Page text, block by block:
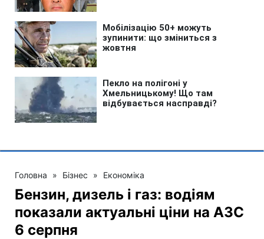
Головна » Бізнес » Економіка
Бензин, дизель і газ: водіям
показали актуальні ціни на АЗС
6 серпня